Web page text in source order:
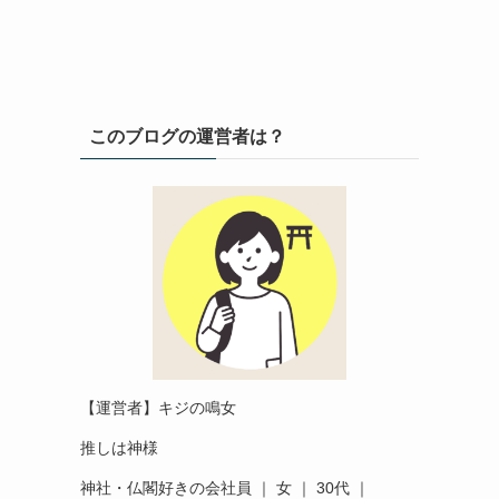
このブログの運営者は？
【運営者】キジの鳴女
推しは神様
神社・仏閣好きの会社員 ｜ 女 ｜ 30代 ｜